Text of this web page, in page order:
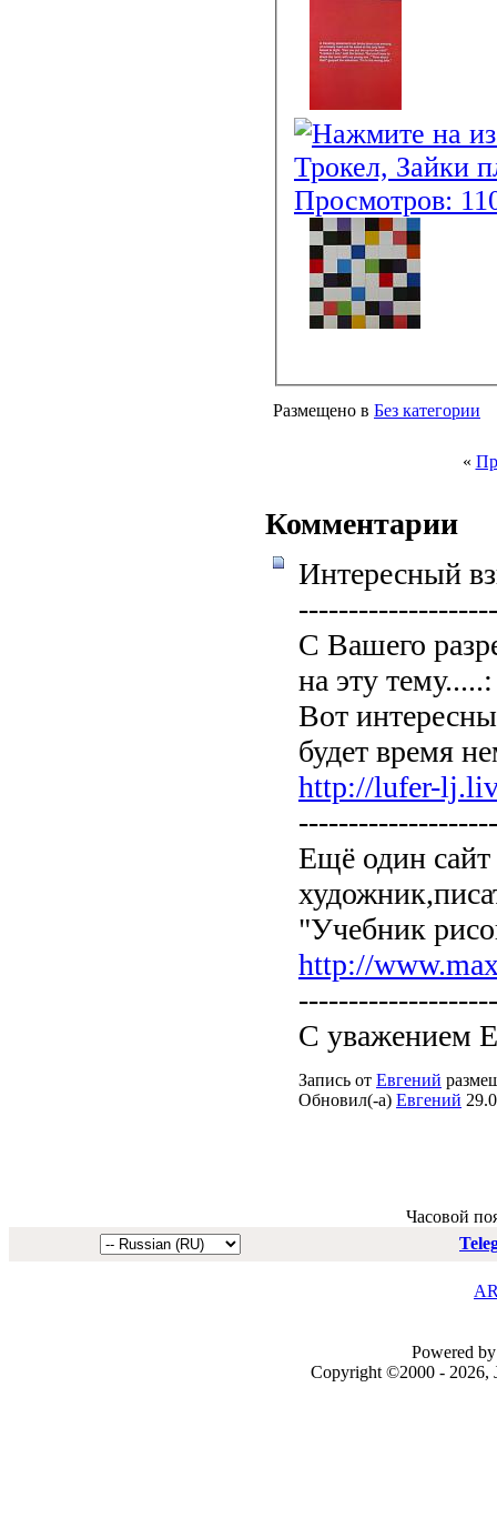
Размещено в Без категории
«
Комментарии
Интересный
С Вашего
на эту тему.....:
Вот
будет время
http://lufer-
Ещё один
"Учебник
http://
С уважением
Запись от Евгений
Обновил(-а) Евгений
Часовой
Powered
Copyright ©2000 - 2026,